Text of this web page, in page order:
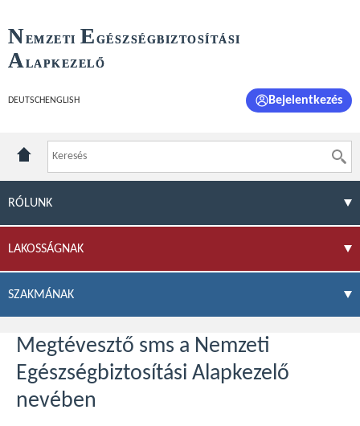
NEMZETI E GÉSZSÉGBIZTOSÍTÁSI
ALAPKEZELŐ
DEUTSCH ENGLISH Bejelentkezés
RÓLUNK
LAKOSSÁGNAK
SZAKMÁNAK
Megtévesztő sms a Nemzeti
Egészségbiztosítási Alapkezelő
nevében